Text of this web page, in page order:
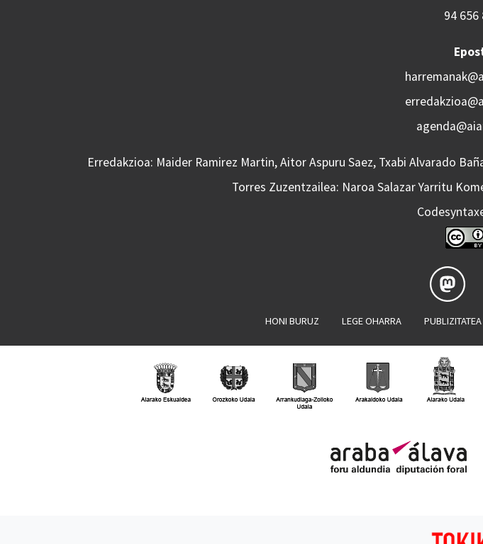
94 656
Erredakzioa: Maider Ramirez Martin, Aitor Aspuru Saez, Txabi Alvarado
Torres Zuzentzailea: Naroa Salazar Yarritu
HONI BURUZ LEGE OHARRA PUBLIZITATEA